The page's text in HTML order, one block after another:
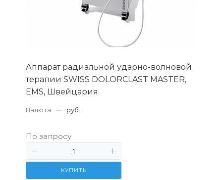
Аппарат радиальной ударно-волновой
терапии SWISS DOLORCLAST MASTER,
EMS, Швейцария
Валюта — руб.
По запросу
КУПИТЬ